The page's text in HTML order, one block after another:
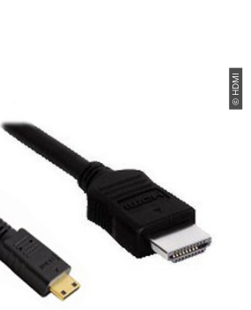
© HDMI